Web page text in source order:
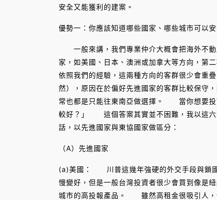
安全又能獲利的建案。
優勢一：你應該知道哪些國家、哪些城市可以
一般來講，我們專業仲介大概會把海外不動
家，如美國、日本、澳洲或加拿大等方向，
依照我們的經驗，這兩種方向的客群很少會重
然），原因在於偏好先進國家的客群比較保守
常也都是只能往東南亞做選擇。 當你想要投
較好？」 這個答案其實並不困難，我以這六
話，以先進國家與東協國家做區分：
（A）先進國家
(a)美國： 川普這幾年強硬的外交手段與鎖國
慢變好，但是一般台灣投資者很少會買到像是
城市的高投報產品。 雖然高租金很吸引人，